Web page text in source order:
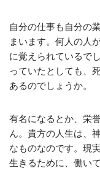
自分の仕事も自分の
まいます。何人の人
に覚えられているで
っていたとしても、
あるのでしょうか。
有名になるとか、栄
ん。貴方の人生は、
なものなのです。現
生きるために、働い